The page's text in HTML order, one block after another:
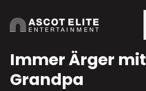
Immer Ärger mit
Grandpa